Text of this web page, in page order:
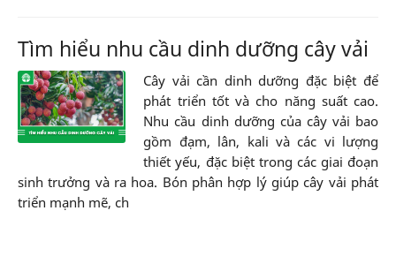
Tìm hiểu nhu cầu dinh dưỡng cây vải
Cây vải cần dinh dưỡng đặc biệt để
phát triển tốt và cho năng suất cao.
Nhu cầu dinh dưỡng của cây vải bao
gồm đạm, lân, kali và các vi lượng
thiết yếu, đặc biệt trong các giai đoạn
sinh trưởng và ra hoa. Bón phân hợp lý giúp cây vải phát
triển mạnh mẽ, ch